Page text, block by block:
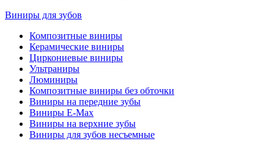
Виниры для зубов
Композитные виниры
Керамические виниры
Циркониевые виниры
Ультраниры
Люминиры
Композитные виниры без обточки
Виниры на передние зубы
Виниры E-Max
Виниры на верхние зубы
Виниры для зубов несъемные